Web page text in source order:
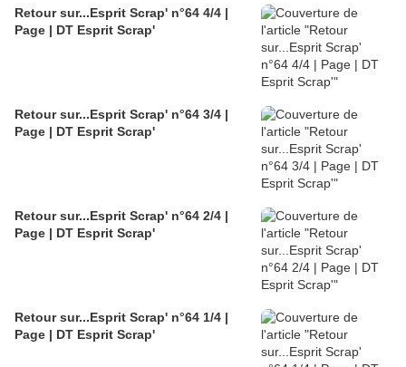
Retour sur...Esprit Scrap' n°64 4/4 |
Page | DT Esprit Scrap'
Retour sur...Esprit Scrap' n°64 3/4 |
Page | DT Esprit Scrap'
Retour sur...Esprit Scrap' n°64 2/4 |
Page | DT Esprit Scrap'
Retour sur...Esprit Scrap' n°64 1/4 |
Page | DT Esprit Scrap'